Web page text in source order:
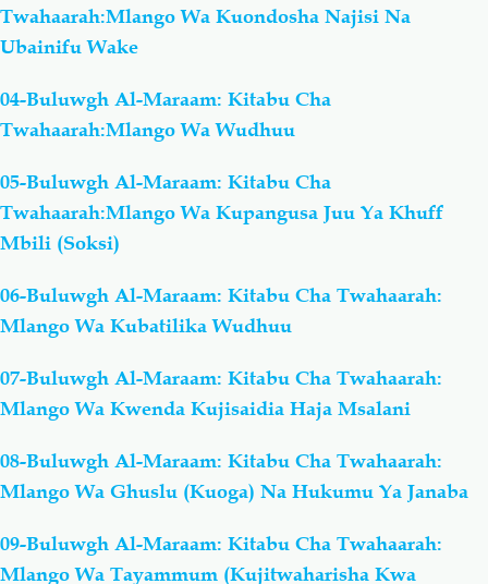
Twahaarah:Mlango Wa Kuondosha Najisi Na
Ubainifu Wake
04-Buluwgh Al-Maraam: Kitabu Cha
Twahaarah:Mlango Wa Wudhuu
05-Buluwgh Al-Maraam: Kitabu Cha
Twahaarah:Mlango Wa Kupangusa Juu Ya Khuff
Mbili (Soksi)
06-Buluwgh Al-Maraam: Kitabu Cha Twahaarah:
Mlango Wa Kubatilika Wudhuu
07-Buluwgh Al-Maraam: Kitabu Cha Twahaarah:
Mlango Wa Kwenda Kujisaidia Haja Msalani
08-Buluwgh Al-Maraam: Kitabu Cha Twahaarah:
Mlango Wa Ghuslu (Kuoga) Na Hukumu Ya Janaba
09-Buluwgh Al-Maraam: Kitabu Cha Twahaarah:
Mlango Wa Tayammum (Kujitwaharisha Kwa